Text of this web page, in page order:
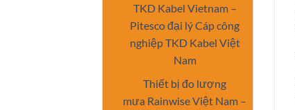
TKD Kabel Vietnam –
Pitesco đại lý Cáp công
nghiệp TKD Kabel Việt
Nam
Thiết bị đo lượng
mưa Rainwise Việt Nam –